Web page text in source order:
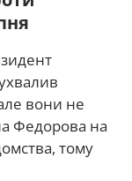
вони не
Федорова на
тому